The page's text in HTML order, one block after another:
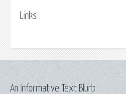
Links
An Informative Text Blurb